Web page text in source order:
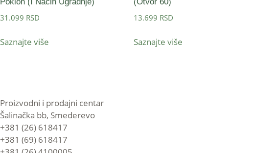
31.099 RSD
Saznajte više
13.699 RSD
Saznajte više
Proizvodni i prodajni centar
Šalinačka bb, Smederevo
+381 (26) 618417
+381 (69) 618417